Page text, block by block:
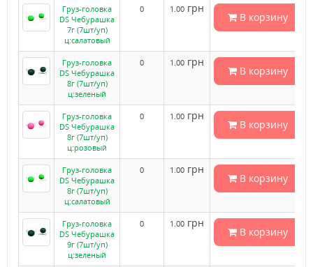
Груз-головка
DS Чебурашка
7г (7шт/уп)
ц:салатовый
0 1.00 грн
В корзину
Груз-головка
DS Чебурашка
8г (7шт/уп)
ц:зеленый
0 1.00 грн
В корзину
Груз-головка
DS Чебурашка
8г (7шт/уп)
ц:розовый
0 1.00 грн
В корзину
Груз-головка
DS Чебурашка
8г (7шт/уп)
ц:салатовый
0 1.00 грн
В корзину
Груз-головка
DS Чебурашка
9г (7шт/уп)
ц:зеленый
0 1.00 грн
В корзину